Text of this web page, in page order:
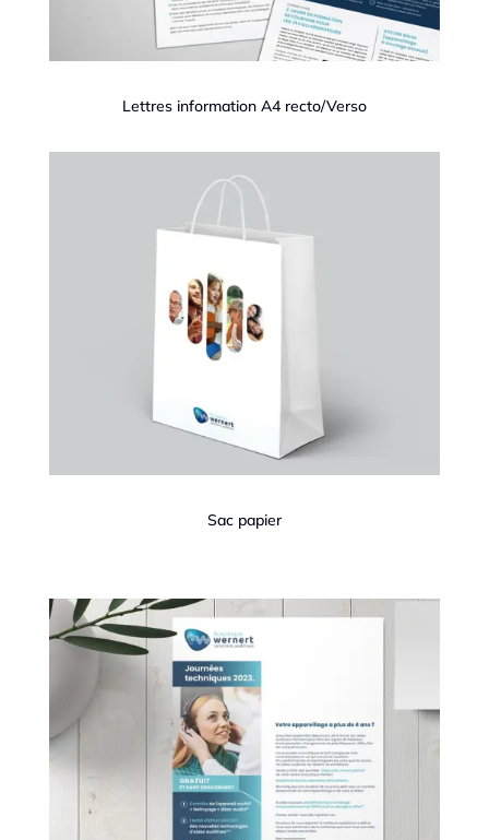
Lettres information A4 recto/Verso
Sac papier